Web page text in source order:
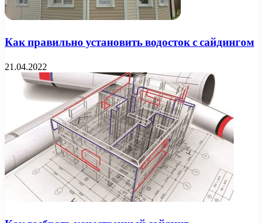
Как правильно установить водосток с сайдингом
21.04.2022